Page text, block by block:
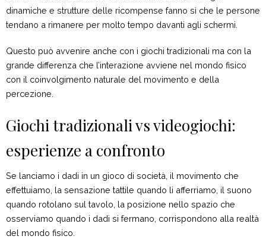
dinamiche e strutture delle ricompense fanno sì che le persone
tendano a rimanere per molto tempo davanti agli schermi.
Questo può avvenire anche con i giochi tradizionali ma con la
grande differenza che l’interazione avviene nel mondo fisico
con il coinvolgimento naturale del movimento e della
percezione.
Giochi tradizionali vs videogiochi:
esperienze a confronto
Se lanciamo i dadi in un gioco di società, il movimento che
effettuiamo, la sensazione tattile quando li afferriamo, il suono
quando rotolano sul tavolo, la posizione nello spazio che
osserviamo quando i dadi si fermano, corrispondono alla realtà
del mondo fisico.